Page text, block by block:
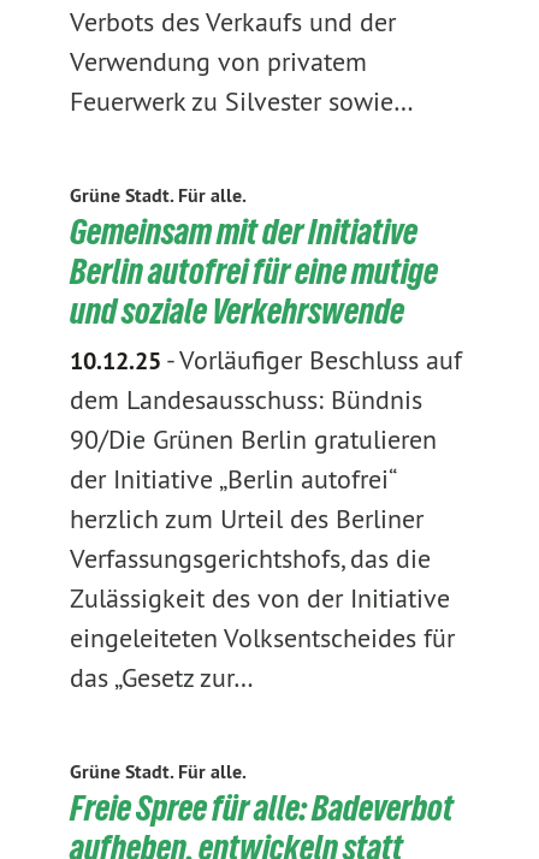
Verbots des Verkaufs und der
Verwendung von privatem
Feuerwerk zu Silvester sowie…
Grüne Stadt. Für alle.
Gemeinsam mit der Initiative
Berlin autofrei für eine mutige
und soziale Verkehrswende
10.12.25 -Vorläufiger Beschluss auf
dem Landesausschuss: Bündnis
90/Die Grünen Berlin gratulieren
der Initiative „Berlin autofrei“
herzlich zum Urteil des Berliner
Verfassungsgerichtshofs, das die
Zulässigkeit des von der Initiative
eingeleiteten Volksentscheides für
das „Gesetz zur…
Grüne Stadt. Für alle.
Freie Spree für alle: Badeverbot
aufheben, entwickeln statt